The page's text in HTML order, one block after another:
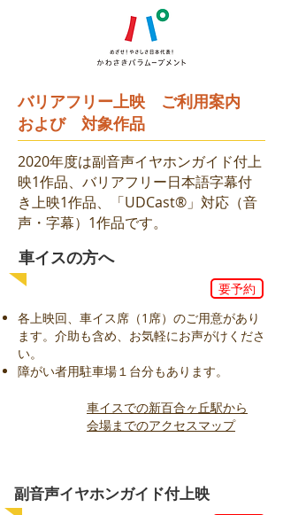
バリアフリー上映 ご利用案内
および 対象作品
2020年度は副音声イヤホンガイド付上
映1作品、バリアフリー日本語字幕付
き上映1作品、「UDCast®」対応（音
声・字幕）1作品です。
車イスの方へ
各上映回、車イス席（1席）のご用意があり
ます。介助も含め、お気軽にお声がけくださ
い。
障がい者用駐車場１台分もあります。
車イスでの新百合ヶ丘駅から
会場までのアクセスマップ
要予約
副音声イヤホンガイド付上映